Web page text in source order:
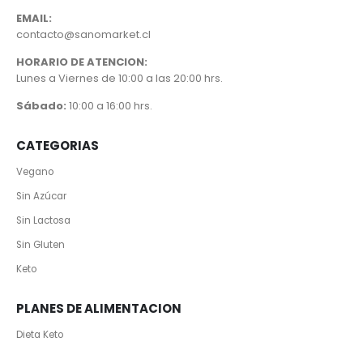
EMAIL:
contacto@sanomarket.cl
HORARIO DE ATENCION:
Lunes a Viernes de 10:00 a las 20:00 hrs.
Sábado: 10:00 a 16:00 hrs.
CATEGORIAS
Vegano
Sin Azúcar
Sin Lactosa
Sin Gluten
Keto
PLANES DE ALIMENTACION
Dieta Keto